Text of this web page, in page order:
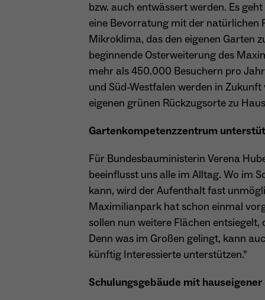
bzw. auch entwässert werden. Es
eine Bevorratung mit der natürlichen
Mikroklima, das den eigenen Garten
beginnende Osterweiterung des
mehr als 450.000 Besuchern pro
und Süd-Westfalen werden in
eigenen grünen Rückzugsorte zu
Gartenkompetenzzentrum
Für Bundesbauministerin Verena
beeinflusst uns alle im Alltag. Wo im
kann, wird der Aufenthalt fast
Maximilianpark hat schon einmal
sollen nun weitere Flächen
Denn was im Großen gelingt, kann
künftig Interessierte unterstützen.”
Schulungsgebäude mit hauseigener